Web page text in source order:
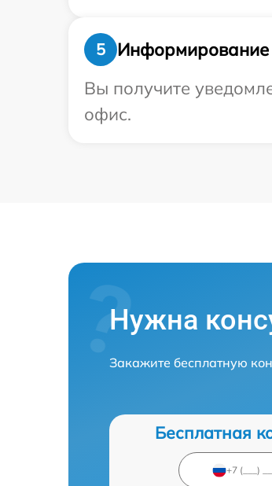
5
Информирование
Вы получите
офис.
Нужна
Закажите бесплатную
Бесплатная